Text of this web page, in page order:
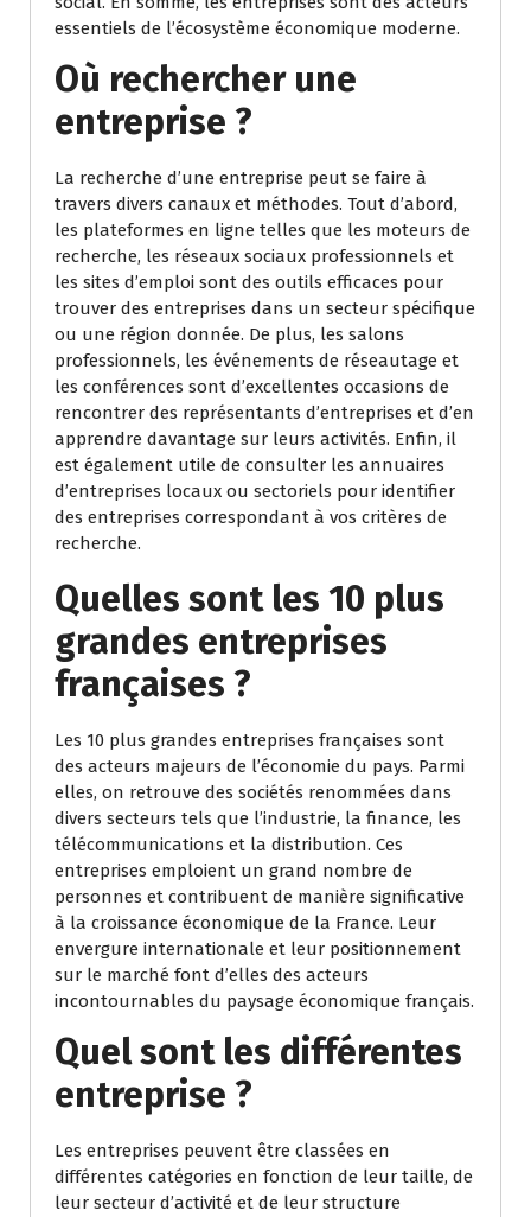
essentiels de l’écosystème économique moderne.
Où rechercher une
entreprise ?
La recherche d’une entreprise peut se faire à
travers divers canaux et méthodes. Tout d’abord,
les plateformes en ligne telles que les moteurs de
recherche, les réseaux sociaux professionnels et
les sites d’emploi sont des outils efficaces pour
trouver des entreprises dans un secteur spécifique
ou une région donnée. De plus, les salons
professionnels, les événements de réseautage et
les conférences sont d’excellentes occasions de
rencontrer des représentants d’entreprises et d’en
apprendre davantage sur leurs activités. Enfin, il
est également utile de consulter les annuaires
d’entreprises locaux ou sectoriels pour identifier
des entreprises correspondant à vos critères de
recherche.
Quelles sont les 10 plus
grandes entreprises
françaises ?
Les 10 plus grandes entreprises françaises sont
des acteurs majeurs de l’économie du pays. Parmi
elles, on retrouve des sociétés renommées dans
divers secteurs tels que l’industrie, la finance, les
télécommunications et la distribution. Ces
entreprises emploient un grand nombre de
personnes et contribuent de manière significative
à la croissance économique de la France. Leur
envergure internationale et leur positionnement
sur le marché font d’elles des acteurs
incontournables du paysage économique français.
Quel sont les différentes
entreprise ?
Les entreprises peuvent être classées en
différentes catégories en fonction de leur taille, de
leur secteur d’activité et de leur structure